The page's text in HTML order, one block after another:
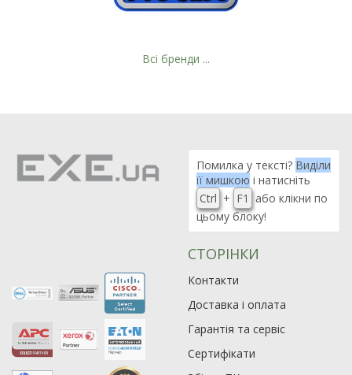
90
Всі бренди ...
Помилка у тексті? Виділи
її мишкою і натисніть
Ctrl + F1
або клікни по
цьому блоку!
СТОРІНКИ
Контакти
Доставка і оплата
Гарантія та сервіс
Сертифікати